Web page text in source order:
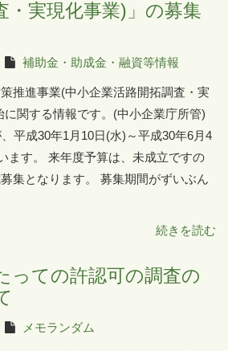
・実現化事業)」の募集
補助金・助成金・融資等情報
推進事業(中小企業活路開拓調査・実
関する情報です。(中小企業庁所管)
平成30年1月10日(水)～平成30年6月4
ます。 来年度予算は、未成立ですの
集となります。 募集期間がずいぶん
続きを読む
っての許認可の調査の
メモランダム